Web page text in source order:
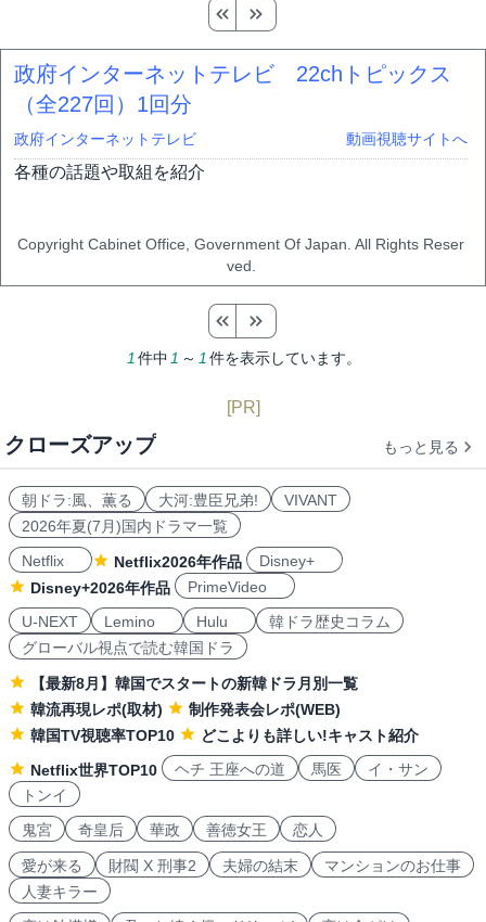
政府インターネットテレビ 22chトピックス
（全227回） 1回分
政府インターネットテレビ 動画視聴サイトへ
各種の話題や取組を紹介
Copyright Cabinet Office, Government Of Japan. All Rights Reser
ved.
1 件中 1 ～ 1 件を表示しています。
[PR]
クローズアップ もっと見る
朝ドラ:風、薫る 大河:豊臣兄弟!
VIVANT
2026年夏(7月)国内ドラマ一覧
Netflix
Netflix2026年作品
Disney+
Disney+2026年作品
PrimeVideo
U-NEXT
Lemino Hulu
韓ドラ歴史コラム
グローバル視点で読む韓国ドラ
【最新8月】韓国でスタートの新韓ドラ月別一覧
韓流再現レポ(取材)
制作発表会レポ(WEB)
韓国TV視聴率TOP10
どこよりも詳しい!キャスト紹介
Netflix世界TOP10
ヘチ 王座への道 馬医
イ・サン
トンイ
鬼宮
奇皇后 華政 善徳女王 恋人
愛が来る 財閥 X 刑事2 夫婦の結末
マンションのお仕事
人妻キラー